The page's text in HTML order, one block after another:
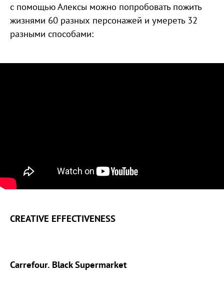
с помощью Алексы можно попробовать пожить
жизнями 60 разных персонажей и умереть 32
разными способами:
CREATIVE EFFECTIVENESS
Carrefour. Black Supermarket